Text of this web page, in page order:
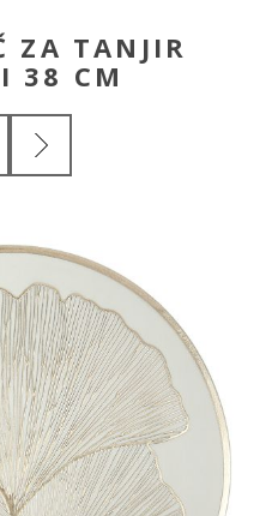
ZA TANJIR
38 CM